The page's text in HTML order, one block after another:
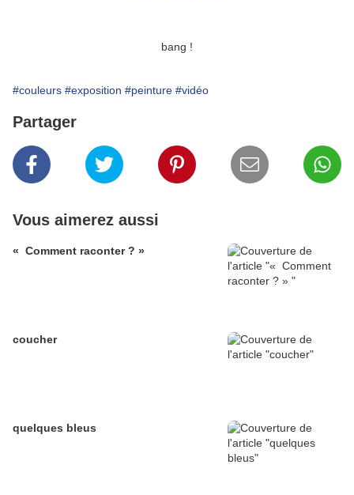
bang !
#couleurs #exposition #peinture #vidéo
Partager
Vous aimerez aussi
« Comment raconter ? »
coucher
quelques bleus